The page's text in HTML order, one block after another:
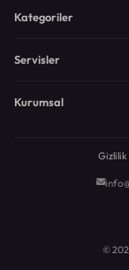
Kategoriler
Servisler
Kurumsal
Gizlilik
©